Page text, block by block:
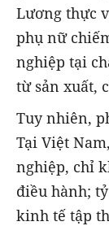
Lương thực
phụ nữ
nghiệp tại
từ sản xuất,
Tuy nhiên,
Tại Việt
nghiệp, chỉ
điều hành;
kinh tế tập